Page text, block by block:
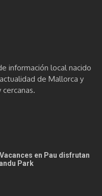
información local nacido
de Mallorca y
en Pau disfrutan
Park